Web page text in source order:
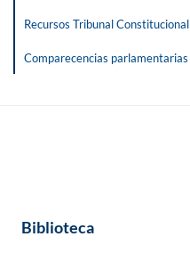
Recursos Tribunal Constitucional
Comparecencias parlamentarias
Biblioteca